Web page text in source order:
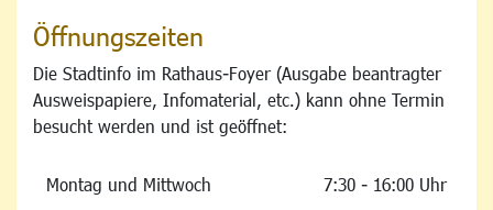
Öffnungszeiten
Die Stadtinfo im Rathaus-Foyer (Ausgabe beantragter
Ausweispapiere, Infomaterial, etc.) kann ohne Termin
besucht werden und ist geöffnet:
Montag und Mittwoch 7:30 - 16:00 Uhr